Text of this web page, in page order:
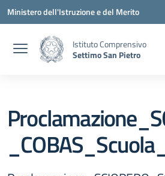
Vai ai contenuti
Vai al menu di navigazione
Vai al footer
Ministero dell'Istruzione e del Merito
Istituto Comprensivo
Settimo San Pietro